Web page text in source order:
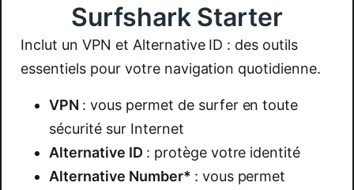
Surfshark Starter
Inclut un VPN et Alternative ID : des outils
essentiels pour votre navigation quotidienne.
VPN : vous permet de surfer en toute
sécurité sur Internet
Alternative ID : protège votre identité
Alternative Number* : vous permet